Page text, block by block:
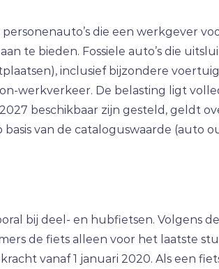
die een werkgever
te bieden. Fossiele auto’s die
inclusief bijzondere
werkverkeer. De belasting ligt
beschikbaar zijn gesteld, geldt
van de cataloguswaarde (auto
bij deel- en hubfietsen. Volgens
de fiets alleen voor het laatste
vanaf 1 januari 2020. Als een